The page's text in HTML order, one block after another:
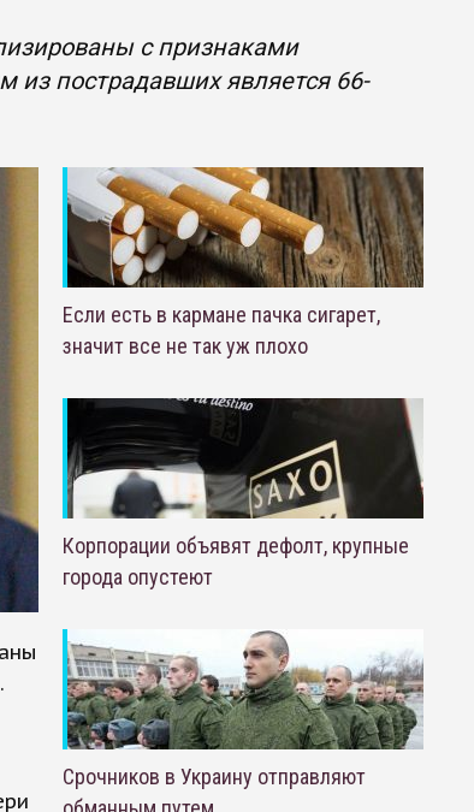
с признаками
из пострадавших является 66-
Если есть в кармане пачка сигарет,
значит все не так уж плохо
Корпорации объявят дефолт, крупные
города опустеют
Срочников в Украину отправляют